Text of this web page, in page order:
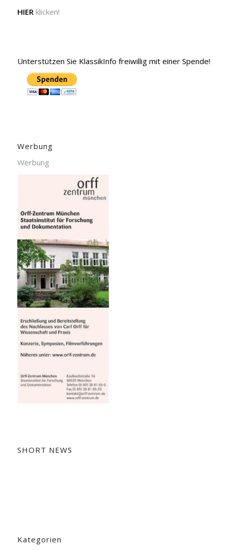
HIER klicken!
Unterstützen Sie KlassikInfo freiwillig mit einer Spende!
Werbung
Werbung
SHORT NEWS
Kategorien